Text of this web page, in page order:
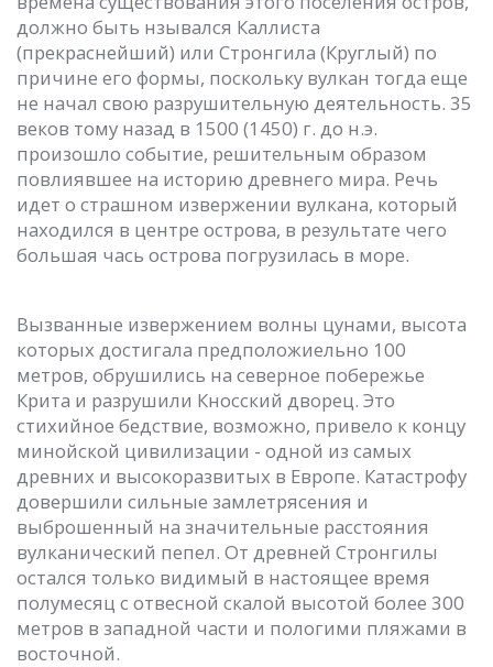
должно быть нзывался Каллиста
(прекраснейший) или Стронгила (Круглый) по
причине его формы, поскольку вулкан тогда еще
не начал свою разрушительную деятельность. 35
веков тому назад в 1500 (1450) г. до н.э.
произошло событие, решительным образом
повлиявшее на историю древнего мира. Речь
идет о страшном извержении вулкана, который
находился в центре острова, в результате чего
большая чась острова погрузилась в море.
Вызванные извержением волны цунами, высота
которых достигала предположиельно 100
метров, обрушились на северное побережье
Крита и разрушили Кносский дворец. Это
стихийное бедствие, возможно, привело к концу
минойской цивилизации - одной из самых
древних и высокоразвитых в Европе. Катастрофу
довершили сильные замлетрясения и
выброшенный на значительные расстояния
вулканический пепел. От древней Стронгилы
остался только видимый в настоящее время
полумесяц с отвесной скалой высотой более 300
метров в западной части и пологими пляжами в
восточной.